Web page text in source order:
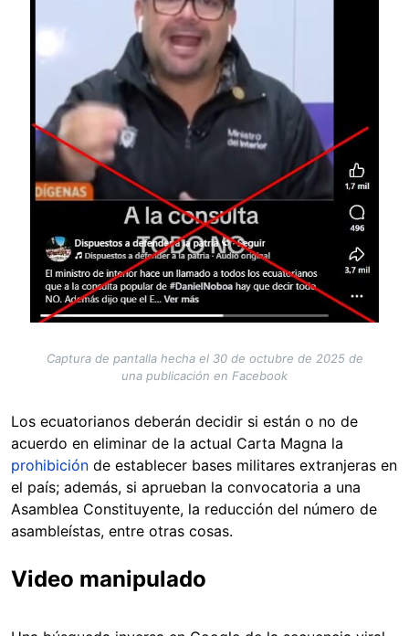
Captura de pantalla hecha el 30 de octubre de 2025 de
una publicación en Facebook
Los ecuatorianos deberán decidir si están o no de
acuerdo en eliminar de la actual Carta Magna la
prohibición de establecer bases militares extranjeras en
el país; además, si aprueban la convocatoria a una
Asamblea Constituyente, la reducción del número de
asambleístas, entre otras cosas.
Video manipulado